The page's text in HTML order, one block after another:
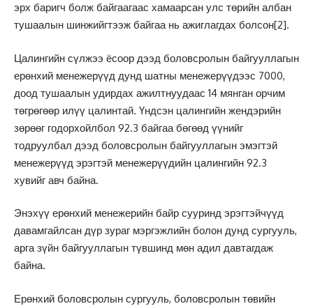
эрх баригч болж байгаагаас хамаарсан улс төрийн албан
тушаалын шинжийгтээж байгаа нь ажиглагдах болсон[2].
Цалингийн сүлжээ ёсоор дээд боловсролын байгууллагын
ерөнхий менежерүүд дунд шатны менежерүүдээс 7000,
доод тушаалын удирдах ажилтнуудаас 14 мянган орчим
төгрөгөөр илүү цалинтай. Үндсэн цалингийн жендэрийн
зөрөөг годорхойлбол 92.3 байгаа бөгөөд үүнийг
тодруулбал дээд боловсролын байгууллагын эмэгтэй
менежерүүд эрэгтэй менежерүүдийн цалингийн 92.3
хувийг авч байна.
Энэхүү ерөнхий менежерийн байр сууринд эрэгтэйчүүд
давамгайлсан дүр зураг мэргэжлийн болон дунд сургууль,
арга зүйн байгууллагын түвшинд мөн адил давтагдаж
байна.
Ерөнхий боловсролын сургууль, боловсролын төвийн